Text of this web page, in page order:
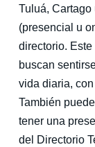
Tuluá, Cartago
(presencial u
directorio.
buscan
vida diaria,
También
tener una
del Directorio